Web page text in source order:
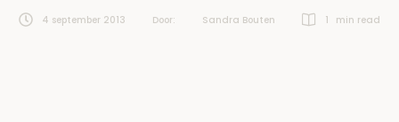
4 september 2013 Door: Sandra Bouten 1 min read